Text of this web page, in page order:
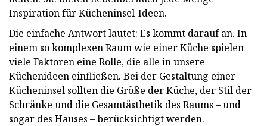
Inspiration für Kücheninsel-Ideen.
Die einfache Antwort lautet: Es kommt darauf an. In
einem so komplexen Raum wie einer Küche spielen
viele Faktoren eine Rolle, die alle in unsere
Küchenideen einfließen. Bei der Gestaltung einer
Kücheninsel sollten die Größe der Küche, der Stil der
Schränke und die Gesamtästhetik des Raums – und
sogar des Hauses – berücksichtigt werden.